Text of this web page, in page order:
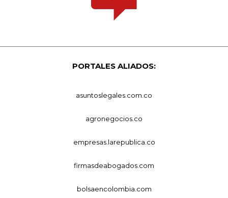
PORTALES ALIADOS:
asuntoslegales.com.co
agronegocios.co
empresas.larepublica.co
firmasdeabogados.com
bolsaencolombia.com